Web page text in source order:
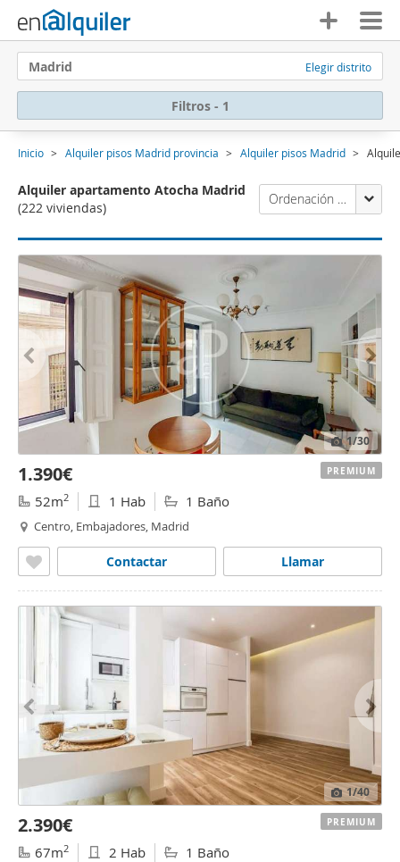
Madrid Elegir distrito
Filtros - 1
Inicio Alquiler pisos Madrid provincia Alquiler pisos Madrid
Alquiler apartamento Atocha Madrid
(222 viviendas)
Ordenación Enalquiler
1/30
1.390€
52m2 1 Hab 1 Baño
Centro, Embajadores, Madrid
Llamar
Contactar
PREMIUM
1/40
2.390€
67m2 2 Hab 1 Baño
PREMIUM